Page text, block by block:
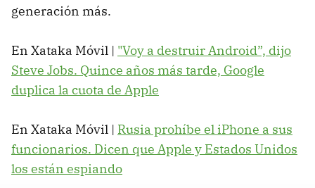
generación más.
En Xataka Móvil | "Voy a destruir Android”, dijo
Steve Jobs. Quince años más tarde, Google
duplica la cuota de Apple
En Xataka Móvil | Rusia prohíbe el iPhone a sus
funcionarios. Dicen que Apple y Estados Unidos
los están espiando